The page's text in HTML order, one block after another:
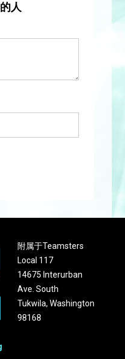
人
附属于Teamsters
Local 117
14675 Interurban
Ave. South
Tukwila, Washington
98168